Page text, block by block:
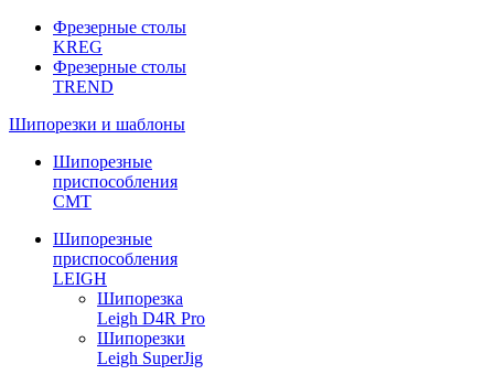
Фрезерные столы
KREG
Фрезерные столы
TREND
Шипорезки и шаблоны
Шипорезные
приспособления
CMT
Шипорезные
приспособления
LEIGH
Шипорезка
Leigh D4R Pro
Шипорезки
Leigh SuperJig